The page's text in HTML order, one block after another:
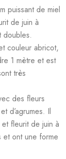
puissant de miel
de juin à
doubles.
couleur abricot,
1 mètre et est
très
des fleurs
d’agrumes. Il
et fleurit de juin à
et ont une forme